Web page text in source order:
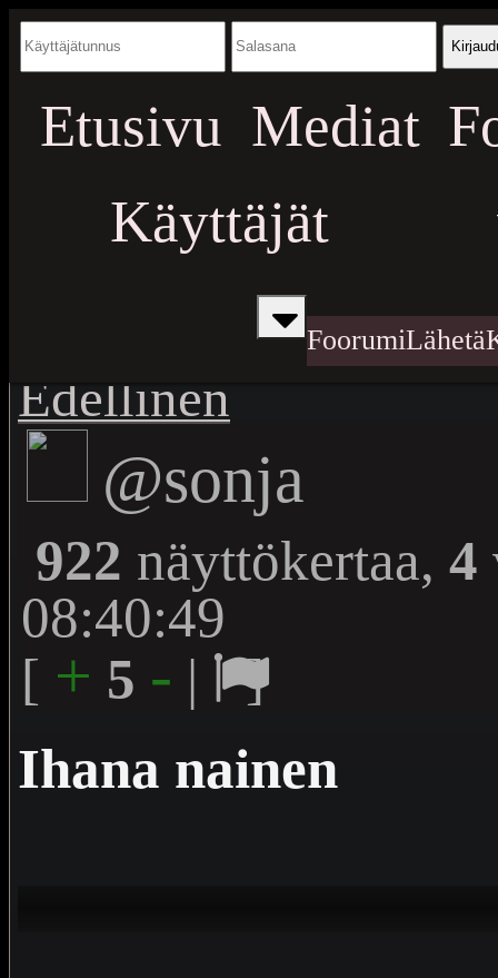
Etusivu Mediat
Käyttäjät
FoorumiLähetä
Edellinen
@sonja
922 näyttökertaa, 4
08:40:49
[ + 5 - | ]
Ihana nainen